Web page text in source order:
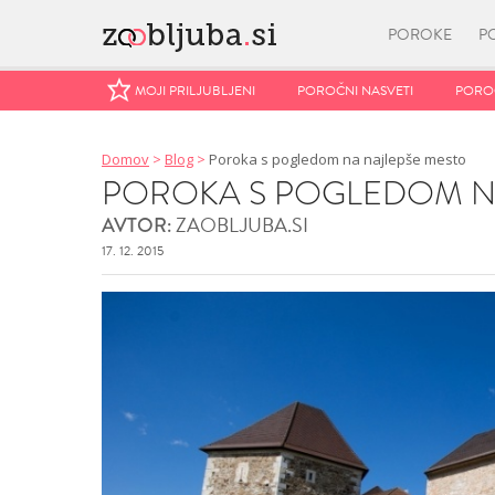
POROKE
MOJI PRILJUBLJENI POROČNI NASVETI
MOJI PRILJUBLJENI POROČNI NASVETI
Domov > Blog > Poroka s pogledom na najlepše mesto
POROKA S POGLEDOM
AVTOR:ZAOBLJUBA.SI
17. 12. 2015